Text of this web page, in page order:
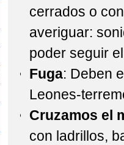
cerrados o
averiguar:
poder seguir
Fuga: Deben
Leones-
Cruzamos el
con ladrillos,